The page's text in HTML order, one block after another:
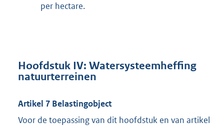
per hectare.
Hoofdstuk IV: Watersysteemheffing
natuurterreinen
Artikel 7 Belastingobject
Voor de toepassing van dit hoofdstuk en van artikel